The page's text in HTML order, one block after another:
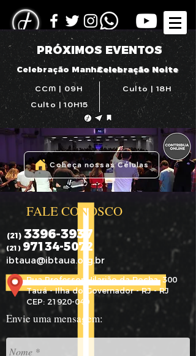
PRÓXIMOS EVENTOS
Celebração ManhãCelebração Noite
CCM | 09H
Culto | 18H
Culto | 10H15
Coheça nossas Células
FALE CONOSCO
(21) 3396-3937
(21) 97134-5072
ibtaua@ibtaua.org.br
Rua Professor Hilarião da Rocha, 300
Tauá - Ilha do Governador - RJ - RJ
CEP: 21920-040
Envie uma mensagem: